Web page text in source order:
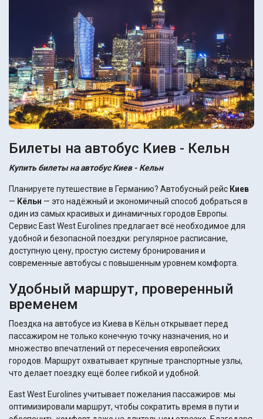
Билеты на автобус Киев - Кельн
Купить билеты на автобус Киев - Кельн
Планируете путешествие в Германию? Автобусный рейс Киев
— Кёльн — это надёжный и экономичный способ добраться в
один из самых красивых и динамичных городов Европы.
Сервис East West Eurolines предлагает всё необходимое для
удобной и безопасной поездки: регулярное расписание,
доступную цену, простую систему бронирования и
современные автобусы с повышенным уровнем комфорта.
Удобный маршрут, проверенный
временем
Поездка на автобусе из Киева в Кёльн открывает перед
пассажиром не только конечную точку назначения, но и
множество впечатлений от пересечения европейских
городов. Маршрут охватывает крупные транспортные узлы,
что делает поездку ещё более гибкой и удобной.
East West Eurolines учитывает пожелания пассажиров: мы
оптимизировали маршрут, чтобы сократить время в пути и